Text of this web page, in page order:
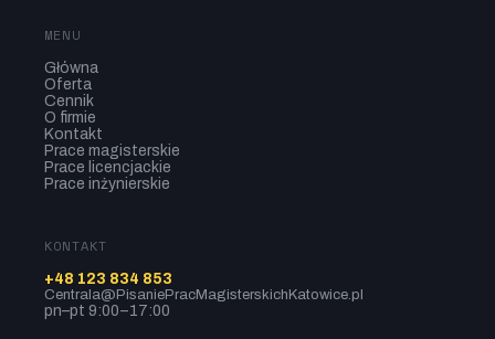
MENU
Główna
Oferta
Cennik
O firmie
Kontakt
Prace magisterskie
Prace licencjackie
Prace inżynierskie
KONTAKT
+48 123 834 853
Centrala@PisaniePracMagisterskichKatowice.pl
pn–pt 9:00–17:00